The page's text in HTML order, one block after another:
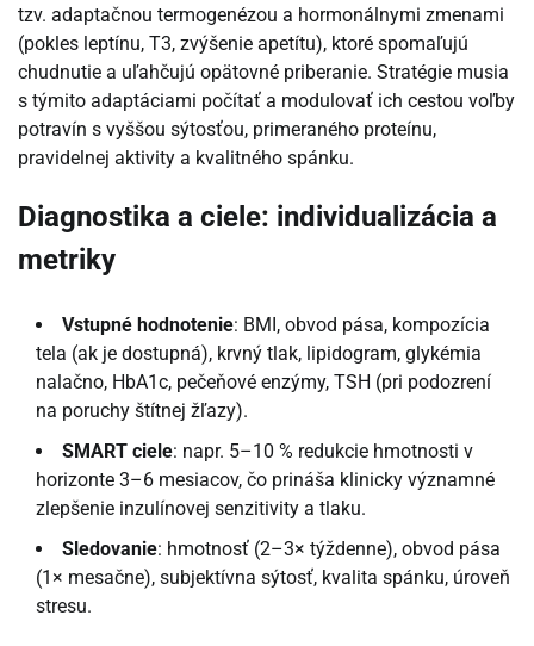
tzv. adaptačnou termogenézou a hormonálnymi zmenami
(pokles leptínu, T3, zvýšenie apetítu), ktoré spomaľujú
chudnutie a uľahčujú opätovné priberanie. Stratégie musia
s týmito adaptáciami počítať a modulovať ich cestou voľby
potravín s vyššou sýtosťou, primeraného proteínu,
pravidelnej aktivity a kvalitného spánku.
Diagnostika a ciele: individualizácia a
metriky
Vstupné hodnotenie: BMI, obvod pása, kompozícia
tela (ak je dostupná), krvný tlak, lipidogram, glykémia
nalačno, HbA1c, pečeňové enzýmy, TSH (pri podozrení
na poruchy štítnej žľazy).
SMART ciele: napr. 5–10 % redukcie hmotnosti v
horizonte 3–6 mesiacov, čo prináša klinicky významné
zlepšenie inzulínovej senzitivity a tlaku.
Sledovanie: hmotnosť (2–3× týždenne), obvod pása
(1× mesačne), subjektívna sýtosť, kvalita spánku, úroveň
stresu.